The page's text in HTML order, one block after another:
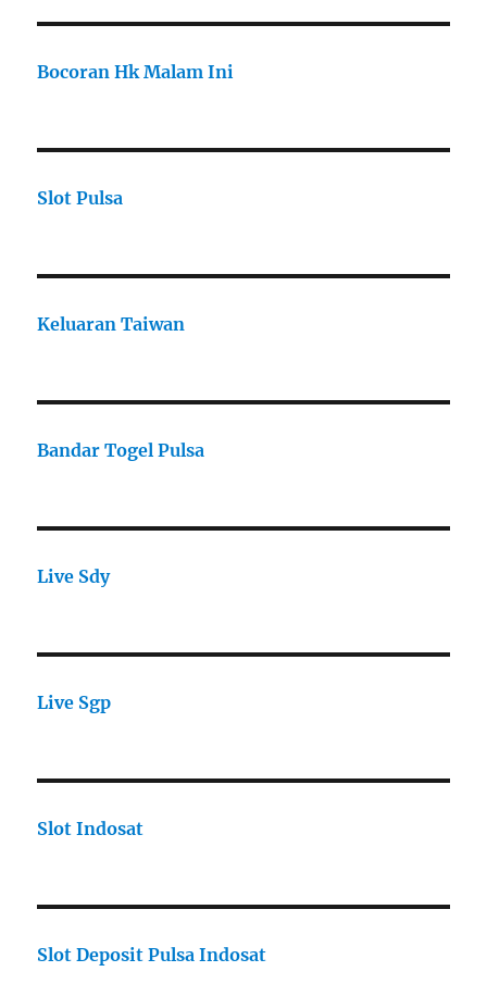
Bocoran Hk Malam Ini
Slot Pulsa
Keluaran Taiwan
Bandar Togel Pulsa
Live Sdy
Live Sgp
Slot Indosat
Slot Deposit Pulsa Indosat